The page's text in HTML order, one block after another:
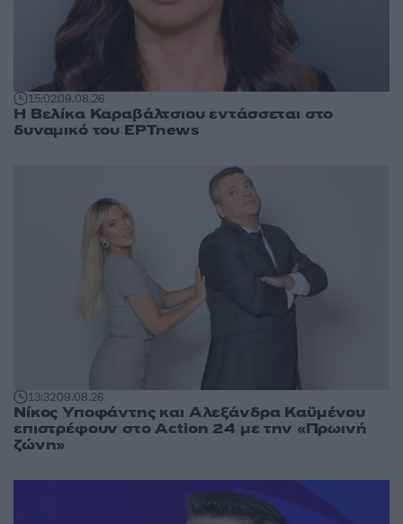
15:0209.08.26
Η Βελίκα Καραβάλτσιου εντάσσεται στο
δυναμικό του ΕΡΤnews
13:3209.08.26
Νίκος Υποφάντης και Αλεξάνδρα Καϋμένου
επιστρέφουν στο Action 24 με την «Πρωινή
ζώνη»